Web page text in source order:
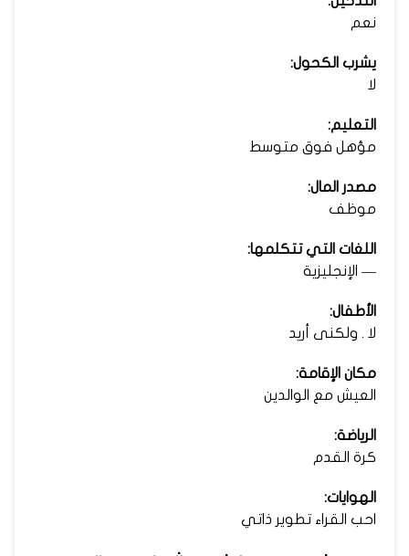
نعم
يشرب الكحول:
لا
التعليم:
مؤهل فوق متوسط
مصدر المال:
موظف
اللغات التي تتكلمها:
— الإنجليزية
الأطفال:
لا . ولكنى أريد
مكان الإقامة:
العيش مع الوالدين
الرياضة:
كرة القدم
الهوايات:
احب القراء تطوير ذاتي